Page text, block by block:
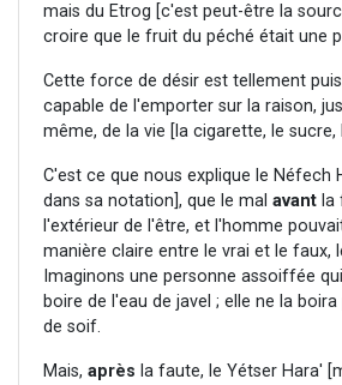
mais du Etrog [c'est peut-être la
croire que le fruit du péché était une
Cette force de désir est tellement
capable de l'emporter sur la raison,
même, de la vie [la cigarette, le sucre,
C'est ce que nous explique le Néfech
dans sa notation], que le mal avant la
l'extérieur de l'être, et l'homme
manière claire entre le vrai et le faux,
Imaginons une personne assoiffée
boire de l'eau de javel ; elle ne la
de soif.
Mais, après la faute, le Yétser Hara'